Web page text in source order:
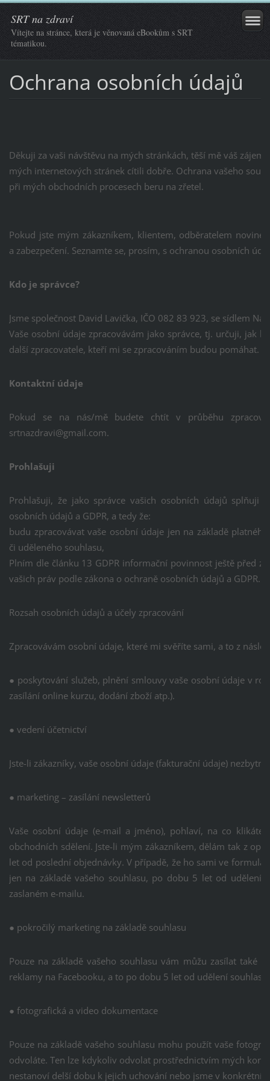
SRT na zdraví
Vítejte na stránce, která je věnovaná eBookům s SRT
tématikou.
Ochrana osobních údajů
Děkuji za vaši návštěvu na mých stránkách, těší mě váš
mých internetových stránek cítili dobře. Ochrana vašeho
při mých obchodních procesech beru na zřetel.
Pokud jste mým zákazníkem, klientem, odběratelem
a zabezpečení. Seznamte se, prosím, s ochranou osobních
Kdo je správce?
Jsme společnost David Lavička, IČO 082 83 923, se sídlem Na
Vaše osobní údaje zpracovávám jako správce, tj. určuji, jak
další zpracovatele, kteří mi se zpracováním budou pomáhat.
Kontaktní údaje
Pokud se na nás/mě budete chtít v průběhu
srtnazdravi@gmail.com.
Prohlašuji
Prohlašuji, že jako správce vašich osobních údajů splňuji
osobních údajů a GDPR, a tedy že:
budu zpracovávat vaše osobní údaje jen na základě
či uděleného souhlasu,
Plním dle článku 13 GDPR informační povinnost ještě před
vašich práv podle zákona o ochraně osobních údajů a GDPR.
Rozsah osobních údajů a účely zpracování
Zpracovávám osobní údaje, které mi svěříte sami, a to z
● poskytování služeb, plnění smlouvy vaše osobní údaje v
zasílání online kurzu, dodání zboží atp.).
● vedení účetnictví
Jste-li zákazníky, vaše osobní údaje (fakturační údaje)
● marketing – zasílání newsletterů
Vaše osobní údaje (e-mail a jméno), pohlaví, na co
obchodních sdělení. Jste-li mým zákazníkem, dělám tak z
let od poslední objednávky. V případě, že ho sami ve
jen na základě vašeho souhlasu, po dobu 5 let od
zaslaném e-mailu.
● pokročilý marketing na základě souhlasu
Pouze na základě vašeho souhlasu vám můžu zasílat
reklamy na Facebooku, a to po dobu 5 let od udělení
● fotografická a video dokumentace
Pouze na základě vašeho souhlasu mohu použít vaše
odvoláte. Ten lze kdykoliv odvolat prostřednictvím mých
nestanoví delší dobu k jejich uchování nebo jsme v